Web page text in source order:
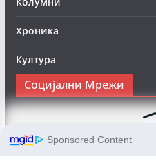
Хроника
Култура
Социјални Мрежи